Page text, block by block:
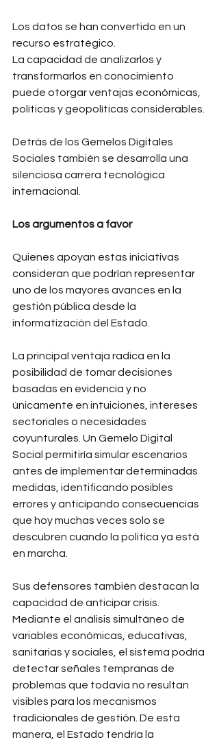
Los datos se han convertido en un
recurso estratégico.
La capacidad de analizarlos y
transformarlos en conocimiento
puede otorgar ventajas económicas,
políticas y geopolíticas considerables.
Detrás de los Gemelos Digitales
Sociales también se desarrolla una
silenciosa carrera tecnológica
internacional.
Los argumentos a favor
Quienes apoyan estas iniciativas
consideran que podrían representar
uno de los mayores avances en la
gestión pública desde la
informatización del Estado.
La principal ventaja radica en la
posibilidad de tomar decisiones
basadas en evidencia y no
únicamente en intuiciones, intereses
sectoriales o necesidades
coyunturales. Un Gemelo Digital
Social permitiría simular escenarios
antes de implementar determinadas
medidas, identificando posibles
errores y anticipando consecuencias
que hoy muchas veces solo se
descubren cuando la política ya está
en marcha.
Sus defensores también destacan la
capacidad de anticipar crisis.
Mediante el análisis simultáneo de
variables económicas, educativas,
sanitarias y sociales, el sistema podría
detectar señales tempranas de
problemas que todavía no resultan
visibles para los mecanismos
tradicionales de gestión. De esta
manera, el Estado tendría la